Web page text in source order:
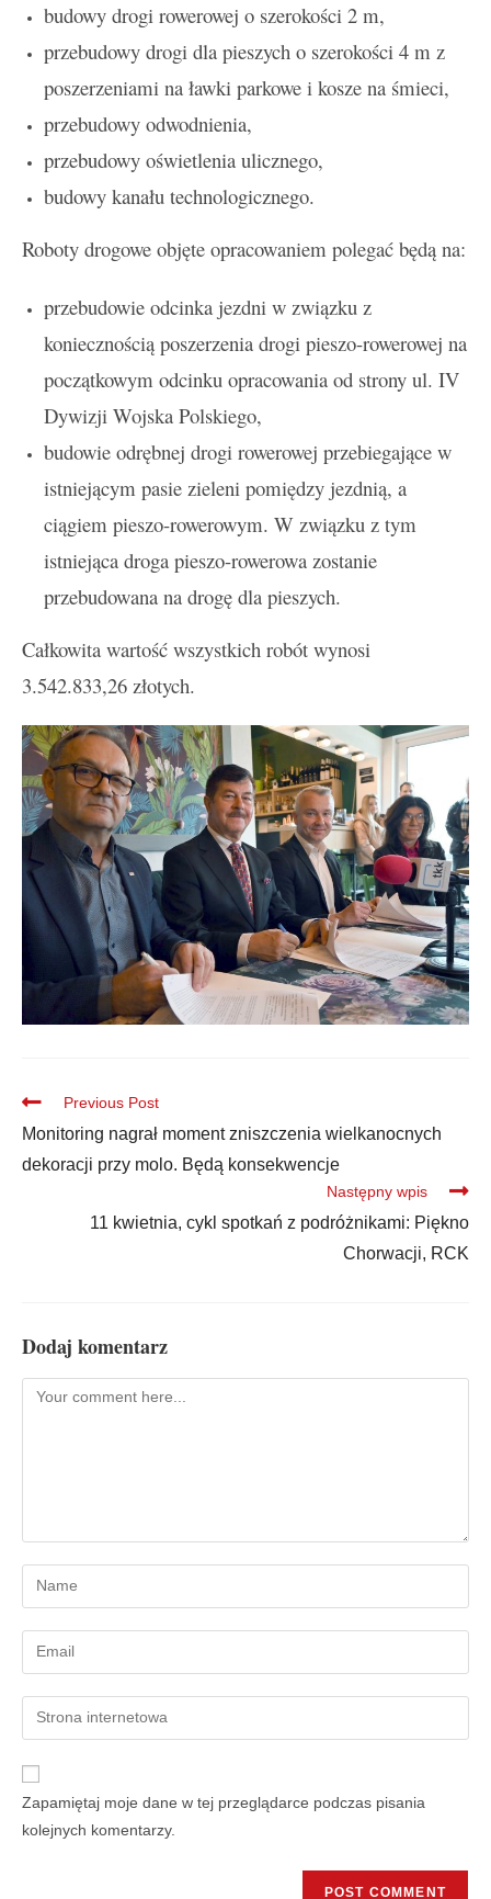
budowy drogi rowerowej o szerokości 2 m,
przebudowy drogi dla pieszych o szerokości 4 m z
poszerzeniami na ławki parkowe i kosze na śmieci,
przebudowy odwodnienia,
przebudowy oświetlenia ulicznego,
budowy kanału technologicznego.
Roboty drogowe objęte opracowaniem polegać będą na:
przebudowie odcinka jezdni w związku z
koniecznością poszerzenia drogi pieszo-rowerowej na
początkowym odcinku opracowania od strony ul. IV
Dywizji Wojska Polskiego,
budowie odrębnej drogi rowerowej przebiegające w
istniejącym pasie zieleni pomiędzy jezdnią, a
ciągiem pieszo-rowerowym. W związku z tym
istniejąca droga pieszo-rowerowa zostanie
przebudowana na drogę dla pieszych.
Całkowita wartość wszystkich robót wynosi
3.542.833,26 złotych.
Previous Post
Monitoring nagrał moment zniszczenia wielkanocnych
dekoracji przy molo. Będą konsekwencje
Następny wpis
11 kwietnia, cykl spotkań z podróżnikami: Piękno
Chorwacji, RCK
Dodaj komentarz
Zapamiętaj moje dane w tej przeglądarce podczas pisania
kolejnych komentarzy.